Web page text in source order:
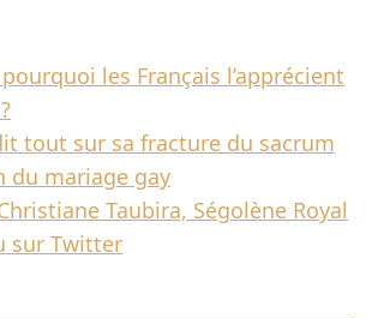
les Français l’apprécient
tout sur sa fracture du sacrum
du mariage gay
Taubira, Ségolène Royal
sur Twitter